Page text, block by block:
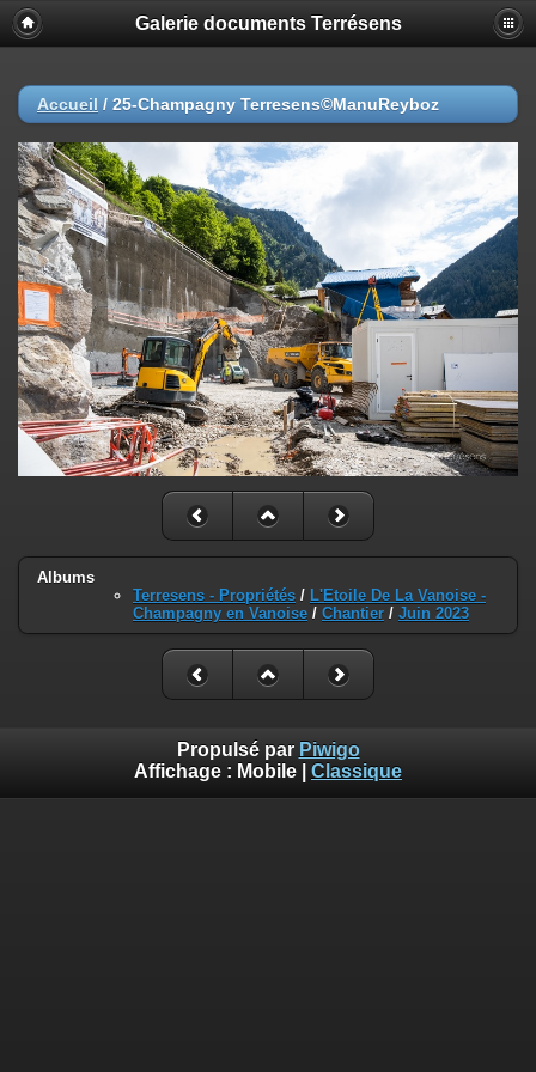
Galerie documents Terrésens
Accueil / 25-Champagny Terresens©ManuReyboz
Albums
Terresens - Propriétés / L'Etoile De La Vanoise -
Champagny en Vanoise / Chantier / Juin 2023
Propulsé par Piwigo
Affichage : Mobile Classique